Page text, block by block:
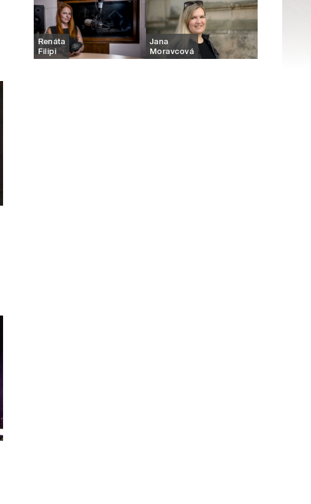
Renáta
Filipi
Jana
Moravcová